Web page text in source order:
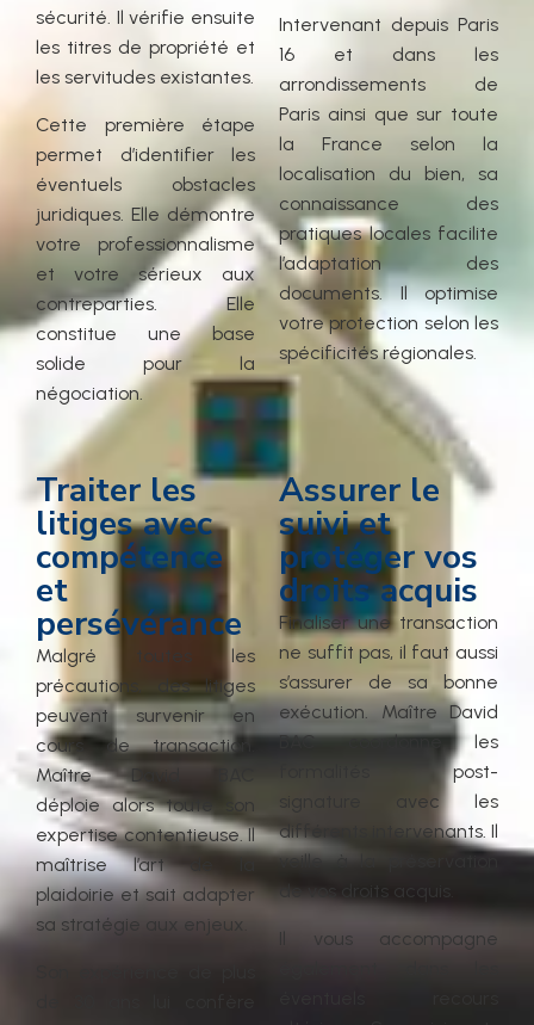
sécurité. Il vérifie ensuite
les titres de propriété et
les servitudes existantes.
Cette première étape
permet d’identifier les
éventuels obstacles
juridiques. Elle démontre
votre professionnalisme
et votre sérieux aux
contreparties. Elle
constitue une base
solide pour la
négociation.
Intervenant depuis Paris
16 et dans les
arrondissements de
Paris ainsi que sur toute
la France selon la
localisation du bien, sa
connaissance des
pratiques locales facilite
l’adaptation des
documents. Il optimise
votre protection selon les
spécificités régionales.
Traiter les
litiges avec
compétence
et
persévérance
Malgré toutes les
précautions, des litiges
peuvent survenir en
cours de transaction.
Maître David BAC
déploie alors toute son
expertise contentieuse. Il
maîtrise l’art de la
plaidoirie et sait adapter
sa stratégie aux enjeux.
Assurer le
suivi et
protéger vos
droits acquis
Finaliser une transaction
ne suffit pas, il faut aussi
s’assurer de sa bonne
exécution. Maître David
BAC coordonne les
formalités post-
signature avec les
différents intervenants. Il
veille à la préservation
de vos droits acquis.
Il vous accompagne